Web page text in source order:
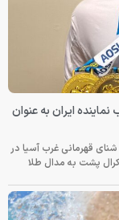
ایران به عنوان
قهرمانی غرب آسیا در